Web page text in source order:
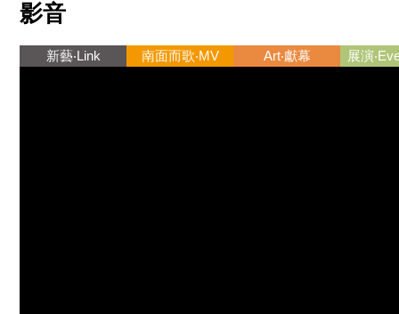
影音
新藝‧Link 南面而歌‧MV Art‧獻幕 展演